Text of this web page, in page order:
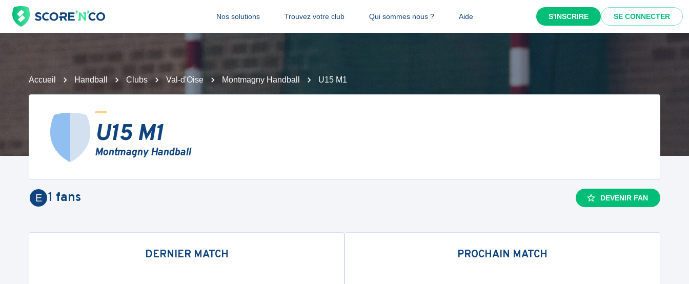
Nos solutions Trouvez votre club Qui sommes nous ? Aide S'INSCRIRE SE CONNECTER
Accueil Handball Clubs Val-d'Oise Montmagny Handball U15 M1
U15 M1
Montmagny Handball
E 1 fans DEVENIR FAN
DERNIER MATCH PROCHAIN MATCH